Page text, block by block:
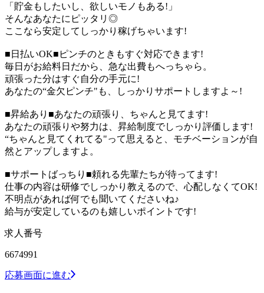
「貯金もしたいし、欲しいモノもある!」
そんなあなたにピッタリ◎
ここなら安定してしっかり稼げちゃいます!
■日払いOK■ピンチのときもすぐ対応できます!
毎日がお給料日だから、急な出費もへっちゃら。
頑張った分はすぐ自分の手元に!
あなたの“金欠ピンチ"も、しっかりサポートしますよ～!
■昇給あり■あなたの頑張り、ちゃんと見てます!
あなたの頑張りや努力は、昇給制度でしっかり評価します!
“ちゃんと見てくれてる"って思えると、モチベーションが自
然とアップしますよ。
■サポートばっちり■頼れる先輩たちが待ってます!
仕事の内容は研修でしっかり教えるので、心配しなくてOK!
不明点があれば何でも聞いてくださいね♪
給与が安定しているのも嬉しいポイントです!
求人番号
6674991
応募画面に進む